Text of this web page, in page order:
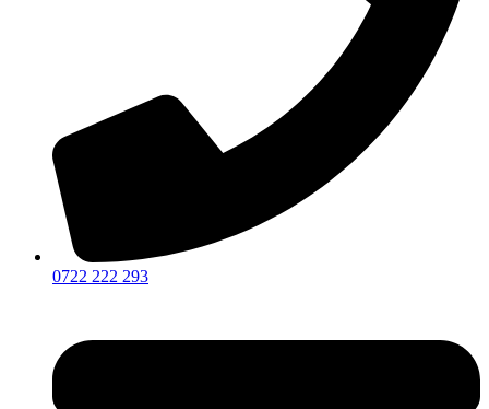
0722 222 293